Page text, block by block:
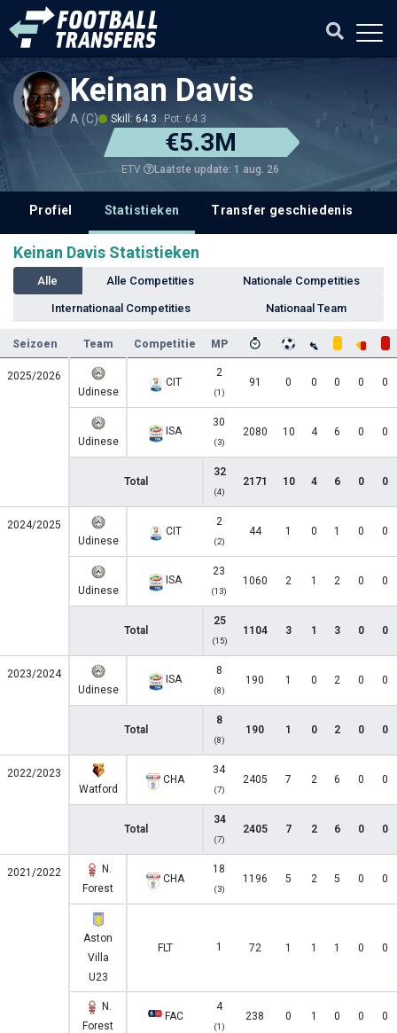
Keinan Davis
A (C) Skill: 64.3 Pot: 64.3
€5.3M
ETV Laatste update: 1 aug. 26
Profiel Statistieken Transfer geschiedenis
Keinan Davis Statistieken
Alle Alle Competities Nationale Competities
Internationaal Competities Nationaal Team
Seizoen Team Competitie MP
2025/2026
Udinese
CIT
2
(1)
91 0 0 0 0 0
Udinese
ISA
30
(3)
2080 10 4 6 0 0
Total
32
(4)
2171 10 4 6 0 0
2024/2025
Udinese
CIT
2
(2)
44 1 0 1 0 0
Udinese
ISA
23
(13)
1060 2 1 2 0 0
Total
25
(15)
1104 3 1 3 0 0
2023/2024
Udinese
ISA
8
(8)
190 1 0 2 0 0
Total
8
(8)
190 1 0 2 0 0
2022/2023
Watford
CHA
34
(7)
2405 7 2 6 0 0
Total
34
(7)
2405 7 2 6 0 0
2021/2022
N.
Forest
CHA
18
(3)
1196 5 2 5 0 0
Aston
Villa
U23
FLT 1 72 1 1 1 0 0
N.
Forest
FAC
4
(1)
238 0 1 0 0 0